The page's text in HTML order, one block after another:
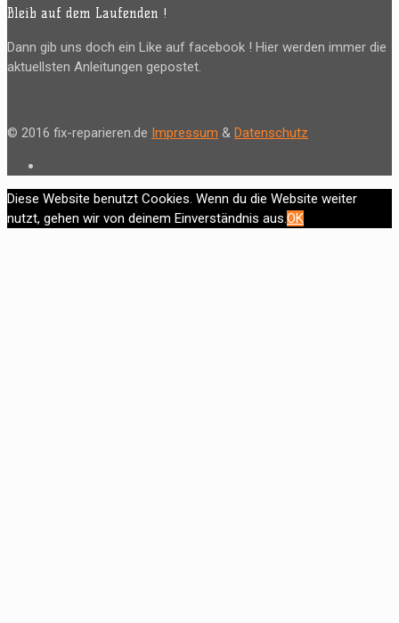
Bleib auf dem Laufenden !
Dann gib uns doch ein Like auf facebook ! Hier werden immer die
aktuellsten Anleitungen gepostet.
© 2016 fix-reparieren.de Impressum & Datenschutz
Diese Website benutzt Cookies. Wenn du die Website weiter
nutzt, gehen wir von deinem Einverständnis aus.OK